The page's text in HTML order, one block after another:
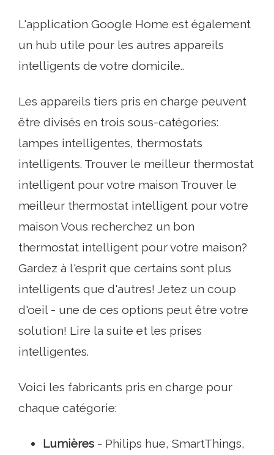
L'application Google Home est également
un hub utile pour les autres appareils
intelligents de votre domicile..
Les appareils tiers pris en charge peuvent
être divisés en trois sous-catégories:
lampes intelligentes, thermostats
intelligents. Trouver le meilleur thermostat
intelligent pour votre maison Trouver le
meilleur thermostat intelligent pour votre
maison Vous recherchez un bon
thermostat intelligent pour votre maison?
Gardez à l'esprit que certains sont plus
intelligents que d'autres! Jetez un coup
d'oeil - une de ces options peut être votre
solution! Lire la suite et les prises
intelligentes.
Voici les fabricants pris en charge pour
chaque catégorie:
Lumières - Philips hue, SmartThings,